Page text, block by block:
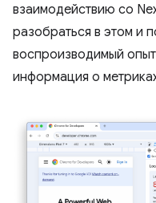
взаимодействию со
разобраться в этом и
воспроизводимый
информация о